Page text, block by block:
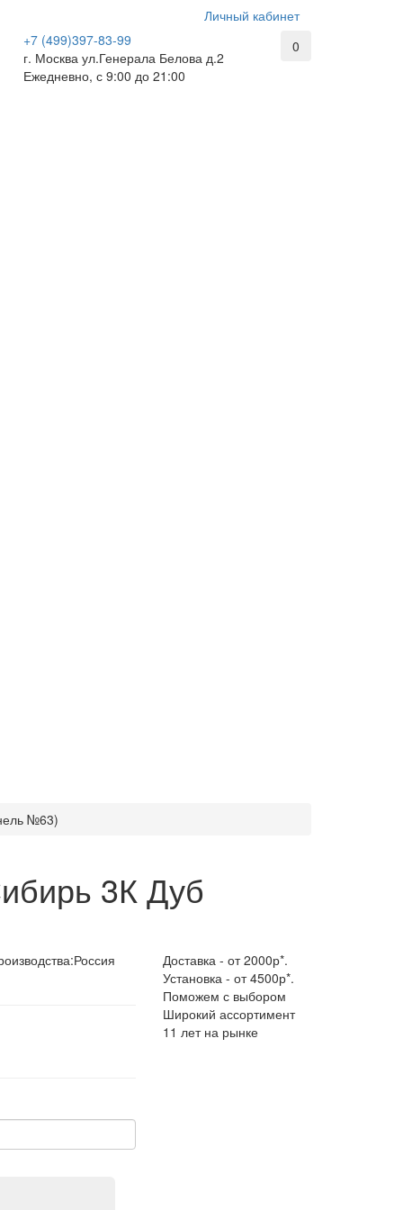
Личный кабинет
+7 (499)397-83-99
г. Москва ул.Генерала Белова д.2
Ежедневно, с 9:00 до 21:00
0
№63)
3К Дуб
Россия
Доставка - от 2000р*.
Установка - от 4500р*.
Поможем с выбором
Широкий ассортимент
11 лет на рынке